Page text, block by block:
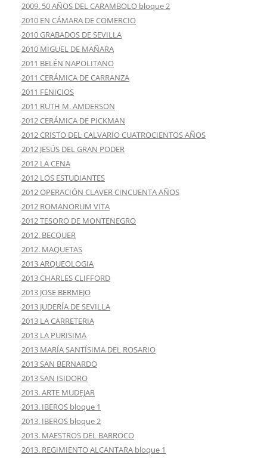
2009. 50 AÑOS DEL CARAMBOLO bloque 2
2010 EN CÁMARA DE COMERCIO
2010 GRABADOS DE SEVILLA
2010 MIGUEL DE MAÑARA
2011 BELÉN NAPOLITANO
2011 CERÁMICA DE CARRANZA
2011 FENICIOS
2011 RUTH M. AMDERSON
2012 CERÁMICA DE PICKMAN
2012 CRISTO DEL CALVARIO CUATROCIENTOS AÑOS
2012 JESÚS DEL GRAN PODER
2012 LA CENA
2012 LOS ESTUDIANTES
2012 OPERACIÓN CLAVER CINCUENTA AÑOS
2012 ROMANORUM VITA
2012 TESORO DE MONTENEGRO
2012. BECQUER
2012. MAQUETAS
2013 ARQUEOLOGIA
2013 CHARLES CLIFFORD
2013 JOSE BERMEJO
2013 JUDERÍA DE SEVILLA
2013 LA CARRETERIA
2013 LA PURISIMA
2013 MARÍA SANTÍSIMA DEL ROSARIO
2013 SAN BERNARDO
2013 SAN ISIDORO
2013. ARTE MUDEJAR
2013. IBEROS bloque 1
2013. IBEROS bloque 2
2013. MAESTROS DEL BARROCO
2013. REGIMIENTO ALCANTARA bloque 1